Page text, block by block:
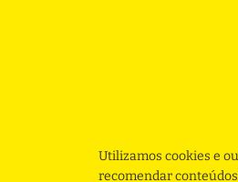
Utilizamos cookies e
recomendar